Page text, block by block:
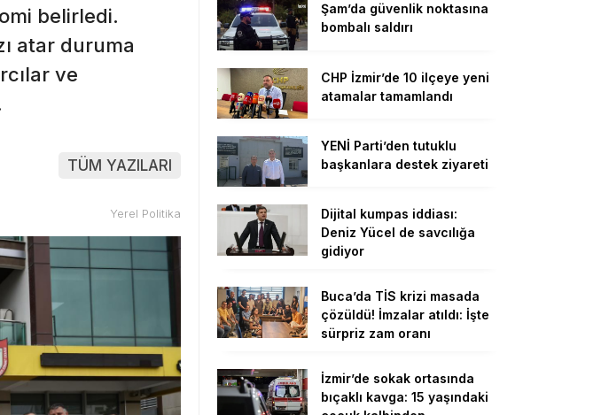
belirledi.
atar duruma
ve
TÜM YAZILARI
Yerel Politika
Şam’da güvenlik noktasına
bombalı saldırı
CHP İzmir’de 10 ilçeye yeni
atamalar tamamlandı
YENİ Parti’den tutuklu
başkanlara destek ziyareti
Dijital kumpas iddiası:
Deniz Yücel de savcılığa
gidiyor
Buca’da TİS krizi masada
çözüldü! İmzalar atıldı: İşte
sürpriz zam oranı
İzmir’de sokak ortasında
bıçaklı kavga: 15 yaşındaki